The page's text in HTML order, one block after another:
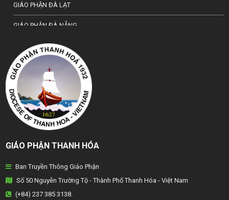
GIÁO PHẬN ĐÀ LẠT
GIÁO PHẬN ĐÀ NẴNG
TỔNG GIÁO PHẬN HÀ NỘI
GIÁO PHẬN HẢI PHÒNG
TỔNG GIÁO PHẬN HUẾ
GIÁO PHẬN HƯNG HOÁ
GIÁO PHẬN KON TUM
GIÁO PHẬN LẠNG SƠN
GIÁO PHẬN LONG XUYÊN
GIÁO PHẬN THANH HÓA
Ban Truyền Thông Giáo Phận
Số 50 Nguyễn Trường Tộ - Thành Phố Thanh Hóa - Việt Nam
(+84) 237 385 3138.